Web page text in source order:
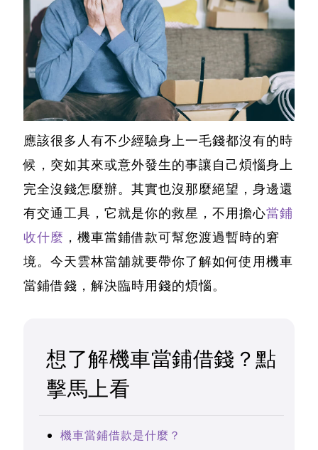
應該很多人有不少經驗身上一毛錢都沒有的時
候，突如其來或意外發生的事讓自己煩惱身上
完全沒錢怎麼辦。其實也沒那麼絕望，身邊還
有交通工具，它就是你的救星，不用擔心當鋪
收什麼 ， 機車當鋪借款可幫您渡過暫時的窘
境。今天雲林當舖就要帶你了解如何使用機車
當鋪借錢，解決臨時用錢的煩惱。
想了解機車當鋪借錢？點
擊馬上看
機車當鋪借款是什麼？